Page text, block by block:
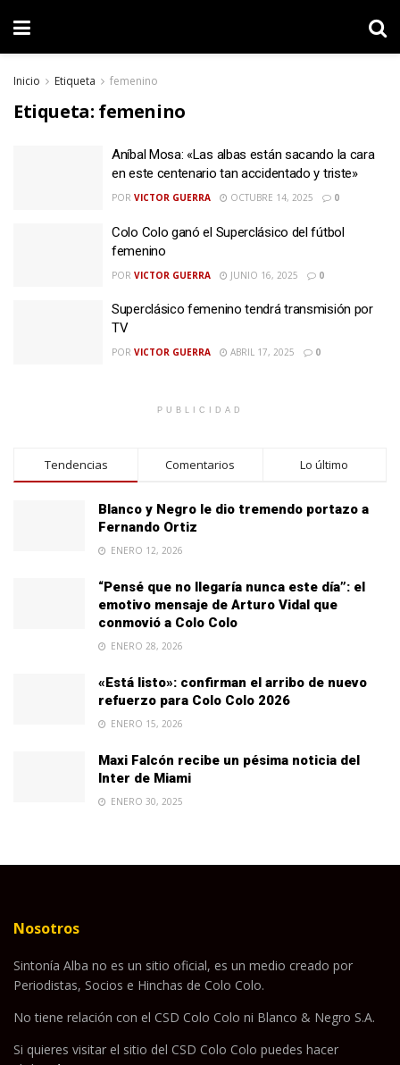
Inicio Etiqueta femenino
Etiqueta: femenino
Aníbal Mosa: «Las albas están sacando la cara
en este centenario tan accidentado y triste»
POR VICTOR GUERRA OCTUBRE 14, 2025 0
Colo Colo ganó el Superclásico del fútbol
femenino
POR VICTOR GUERRA JUNIO 16, 2025 0
Superclásico femenino tendrá transmisión por
TV
POR VICTOR GUERRA ABRIL 17, 2025 0
PUBLICIDAD
Tendencias Comentarios Lo último
Blanco y Negro le dio tremendo portazo a
Fernando Ortiz
ENERO 12, 2026
“Pensé que no llegaría nunca este día”: el
emotivo mensaje de Arturo Vidal que
conmovió a Colo Colo
ENERO 28, 2026
«Está listo»: confirman el arribo de nuevo
refuerzo para Colo Colo 2026
ENERO 15, 2026
Maxi Falcón recibe un pésima noticia del
Inter de Miami
ENERO 30, 2025
Nosotros
Sintonía Alba no es un sitio oficial, es un medio creado por
Periodistas, Socios e Hinchas de Colo Colo.
No tiene relación con el CSD Colo Colo ni Blanco & Negro S.A.
Si quieres visitar el sitio del CSD Colo Colo puedes hacer